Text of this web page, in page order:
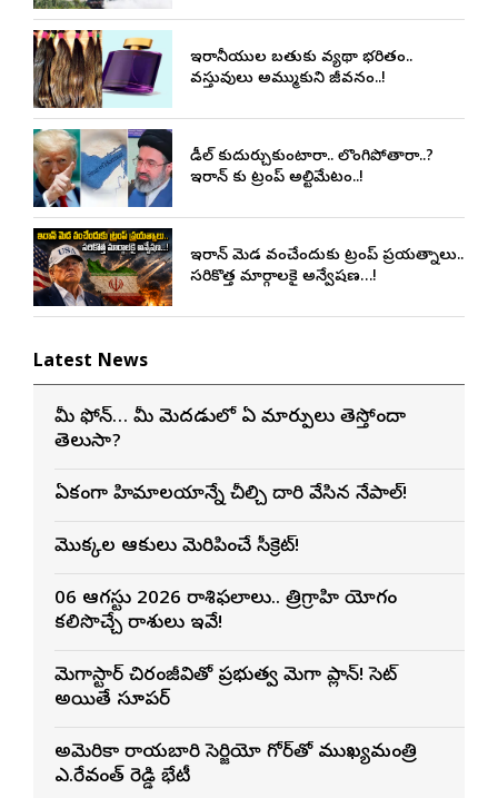
ఇరానీయుల బతుకు వ్యథా భరితం..
వస్తువులు అమ్ముకుని జీవనం..!
డీల్ కుదుర్చుకుంటారా.. లొంగిపోతారా..?
ఇరాన్ కు ట్రంప్ అల్టిమేటం..!
ఇరాన్ మెడ వంచేందుకు ట్రంప్ ప్రయత్నాలు..
సరికొత్త మార్గాలకై అన్వేషణ…!
Latest News
మీ ఫోన్… మీ మెదడులో ఏ మార్పులు తెస్తోందా
తెలుసా?
ఏకంగా హిమాలయాన్నే చీల్చి దారి వేసిన నేపాల్!
మొక్కల ఆకులు మెరిపించే సీక్రెట్!
06 ఆగస్టు 2026 రాశిఫలాలు.. త్రిగ్రాహి యోగం
కలిసొచ్చే రాశులు ఇవే!
మెగాస్టార్ చిరంజీవితో ప్రభుత్వ మెగా ప్లాన్! సెట్
అయితే సూపర్
అమెరికా రాయబారి సెర్జియో గోర్‌తో ముఖ్యమంత్రి
ఎ.రేవంత్ రెడ్డి భేటీ